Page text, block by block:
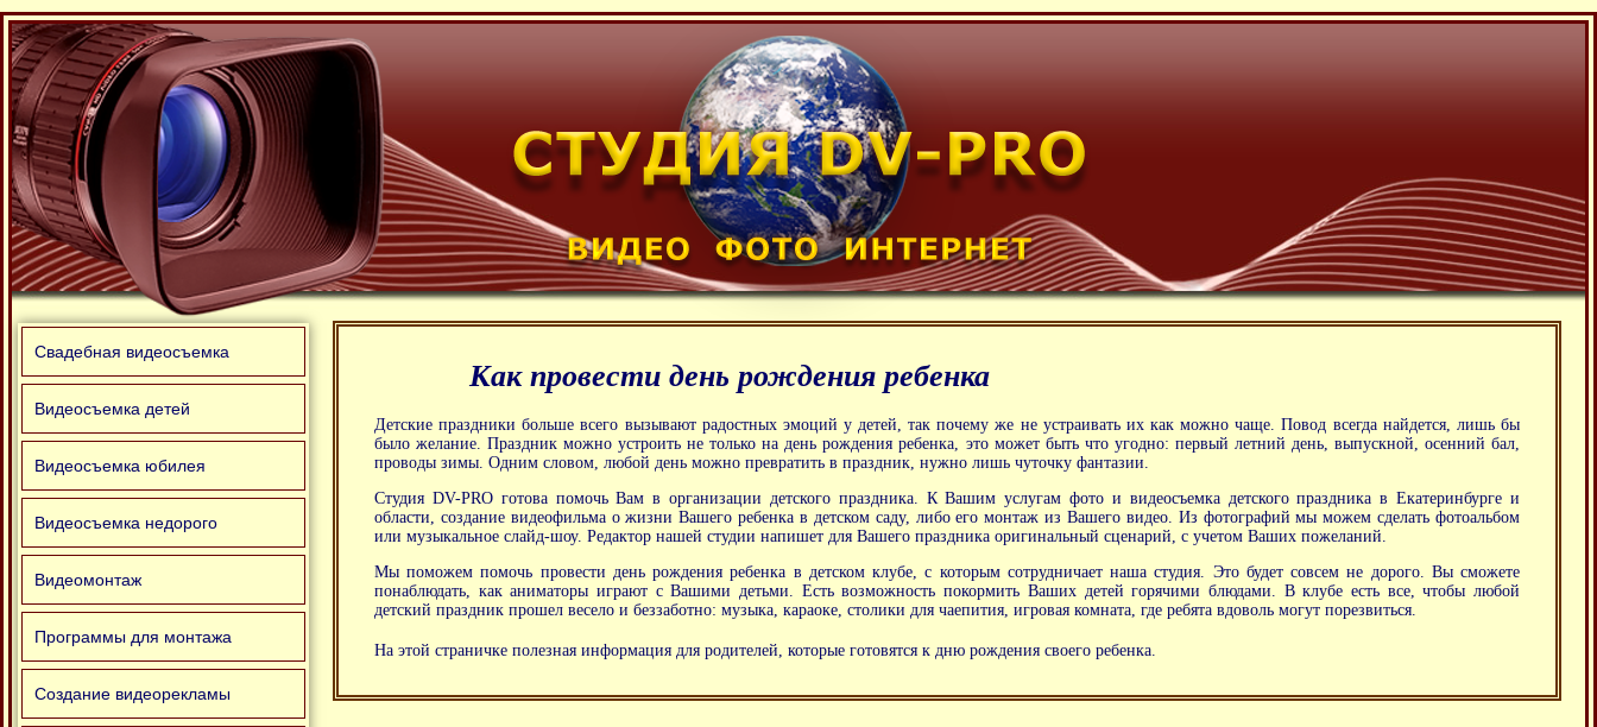
Как провести день рождения ребенка
Детские праздники больше всего вызывают радостных эмоций у детей, так почему же не устраивать их как можно чаще. Повод всегда найдется, лишь бы
было желание. Праздник можно устроить не только на день рождения ребенка, это может быть что угодно: первый летний день, выпускной, осенний бал,
проводы зимы. Одним словом, любой день можно превратить в праздник, нужно лишь чуточку фантазии.
Студия DV-PRO готова помочь Вам в организации детского праздника. К Вашим услугам фото и видеосъемка детского праздника в Екатеринбурге и
области, создание видеофильма о жизни Вашего ребенка в детском саду, либо его монтаж из Вашего видео. Из фотографий мы можем сделать фотоальбом
или музыкальное слайд-шоу. Редактор нашей студии напишет для Вашего праздника оригинальный сценарий, с учетом Ваших пожеланий.
Мы поможем помочь провести день рождения ребенка в детском клубе, с которым сотрудничает наша студия. Это будет совсем не дорого. Вы сможете
понаблюдать, как аниматоры играют с Вашими детьми. Есть возможность покормить Ваших детей горячими блюдами. В клубе есть все, чтобы любой
детский праздник прошел весело и беззаботно: музыка, караоке, столики для чаепития, игровая комната, где ребята вдоволь могут порезвиться.
На этой страничке полезная информация для родителей, которые готовятся к дню рождения своего ребенка.
Свадебная видеосъемка
Видеосъемка детей
Видеосъемка юбилея
Видеосъемка недорого
Видеомонтаж
Программы для монтажа
Создание видеорекламы